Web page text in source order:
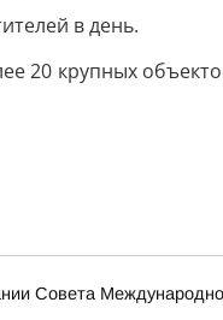
в день.
20 крупных
Совета